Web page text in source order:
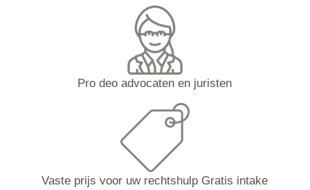
Pro deo advocaten en juristen
Vaste prijs voor uw rechtshulp Gratis intake